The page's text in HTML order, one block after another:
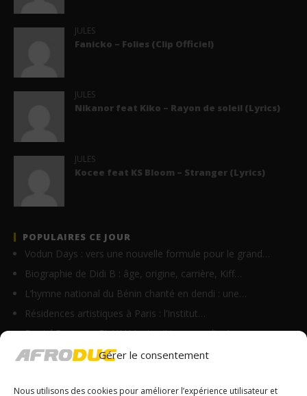
Gérer le consentement
Nous utilisons des cookies pour améliorer l’expérience utilisateur et
JULES
Fanicko – Folies (Clip Officiel)
JULES
Nikanor feat Kiko – Rayon de soleil (Lyrics)
JULES
Kocee feat KS Bloom – Stranger (Lyrics)
POPULAIRES CE JOUR
Vodun Days : vers une nouvelle formule pour le grand…
Biographie de Didi B : âge, origine, carrière, Kiff…
L’hymne national du Bénin chanté en dendi : une…
Résidences artistiques à Paris : l’Institut…
Daniel Banam – EL YAH Lyrics (Live recording)
Ste Milano – Bouchkaraille (Lyrics)
Homix – On y va (Lyrics)